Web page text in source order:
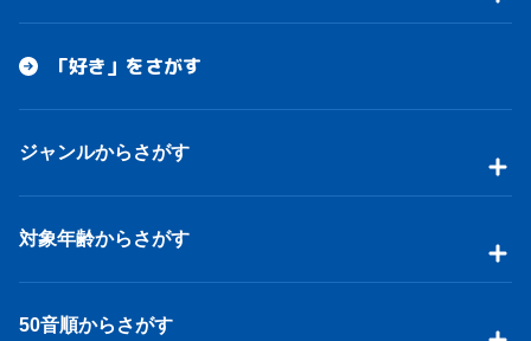
「好き」をさがす
ジャンルからさがす
対象年齢からさがす
50音順からさがす